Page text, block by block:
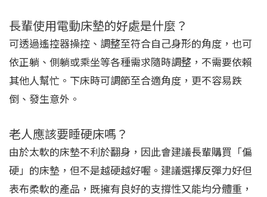
長輩使用電動床墊的好處是什麼？
可透過遙控器操控、調整至符合自己身形的角度，也可
依正躺、側躺或乘坐等各種需求隨時調整，不需要依賴
其他人幫忙。下床時可調節至合適角度，更不容易跌
倒、發生意外。
老人應該要睡硬床嗎？
由於太軟的床墊不利於翻身，因此會建議長輩購買「偏
硬」的床墊，但不是越硬越好喔。建議選擇反彈力好但
表布柔軟的產品，既擁有良好的支撐性又能均分體重，